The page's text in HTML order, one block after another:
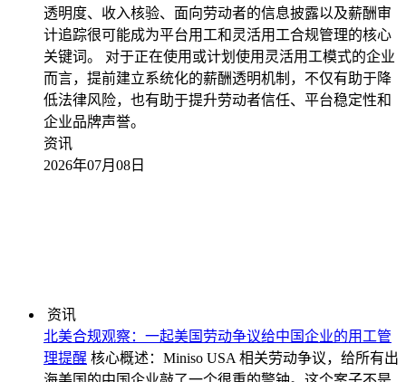
透明度、收入核验、面向劳动者的信息披露以及薪酬审
计追踪很可能成为平台用工和灵活用工合规管理的核心
关键词。 对于正在使用或计划使用灵活用工模式的企业
而言，提前建立系统化的薪酬透明机制，不仅有助于降
低法律风险，也有助于提升劳动者信任、平台稳定性和
企业品牌声誉。
资讯
2026年07月08日
资讯
北美合规观察：一起美国劳动争议给中国企业的用工管
理提醒 核心概述：Miniso USA 相关劳动争议，给所有出